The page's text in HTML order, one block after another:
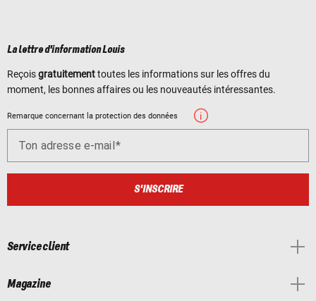
La lettre d'information Louis
Reçoisgratuitementtoutes les informations sur les offres du
moment, les bonnes affaires ou les nouveautés intéressantes.
Remarque concernant la protection des données
Ton adresse e-mail
S'INSCRIRE
Service client
Magazine